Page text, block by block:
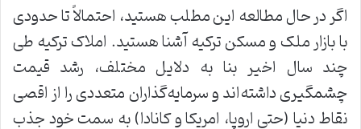
اگر در حال مطالعه این مطلب هستید، احتمالاً تا حدودی
با بازار ملک و مسکن ترکیه آشنا هستید. املاک ترکیه طی
چند سال اخیر بنا به ‌دلایل مختلف، رشد قیمت
چشمگیری داشته‌اند و سرمایه‌گذاران متعددی را از اقصی
‌نقاط دنیا (حتی اروپا، امریکا و کانادا) به‌ سمت خود جذب